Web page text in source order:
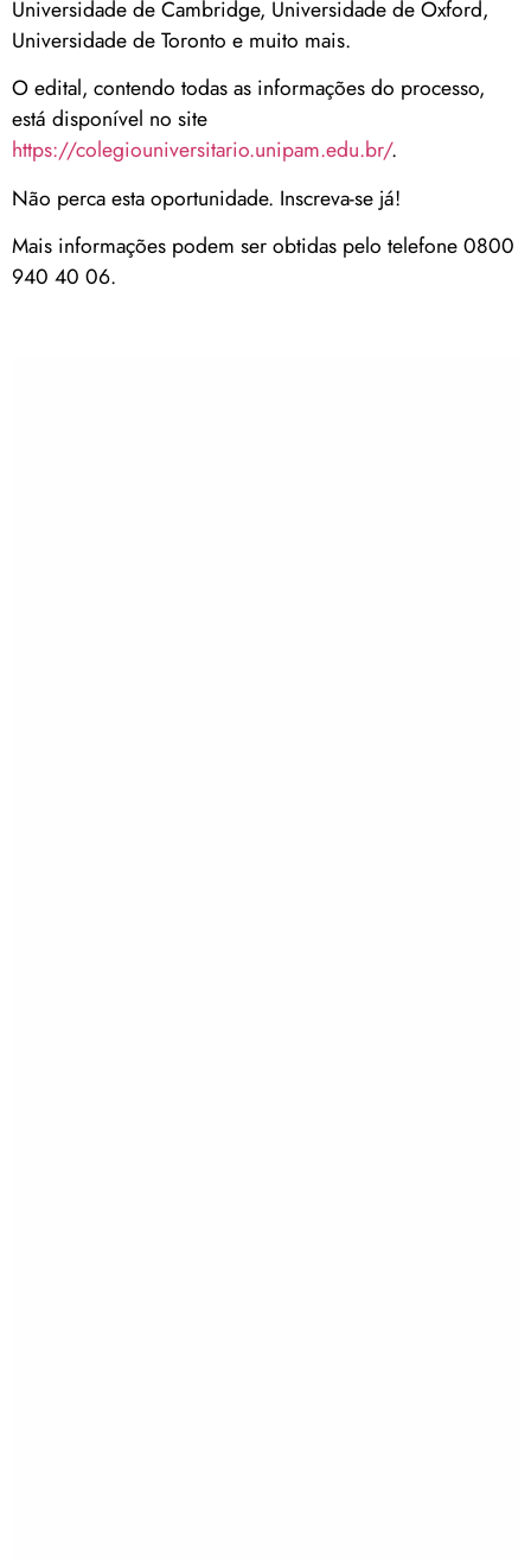
Universidade de Cambridge, Universidade de Oxford,
Universidade de Toronto e muito mais.
O edital, contendo todas as informações do processo,
está disponível no site
https://colegiouniversitario.unipam.edu.br/.
Não perca esta oportunidade. Inscreva-se já!
Mais informações podem ser obtidas pelo telefone 0800
940 40 06.